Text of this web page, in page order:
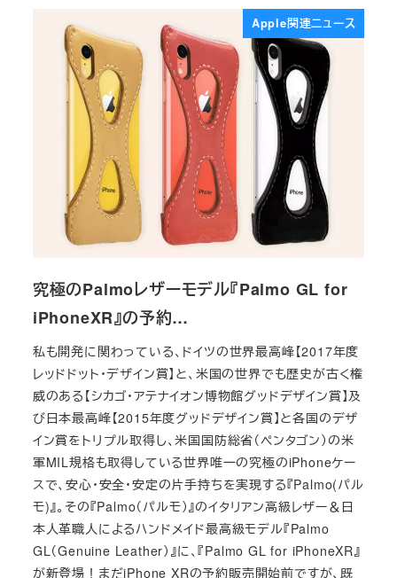
Apple関連ニュース
究極のPalmoレザーモデル『Palmo GL for
iPhoneXR』の予約…
私も開発に関わっている、ドイツの世界最高峰【2017年度
レッドドット・デザイン賞】と、米国の世界でも歴史が古く権
威のある【シカゴ・アテナイオン博物館グッドデザイン賞】及
び日本最高峰【2015年度グッドデザイン賞】と各国のデザ
イン賞をトリプル取得し、米国国防総省（ペンタゴン）の米
軍MIL規格も取得している世界唯一の究極のiPhoneケー
スで、安心・安全・安定の片手持ちを実現する『Palmo(パル
モ)』。その『Palmo（パルモ）』のイタリアン高級レザー＆日
本人革職人によるハンドメイド最高級モデル『Palmo
GL（Genuine Leather）』に、『Palmo GL for iPhoneXR』
が新登場！まだiPhone XRの予約販売開始前ですが、既